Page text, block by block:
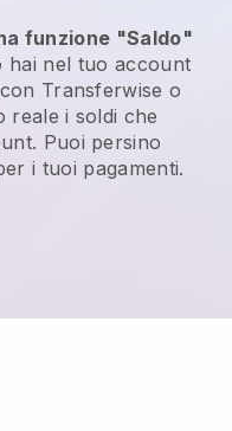
funzione "Saldo"
hai nel tuo account
Transferwise o
reale i soldi che
Puoi persino
i tuoi pagamenti.